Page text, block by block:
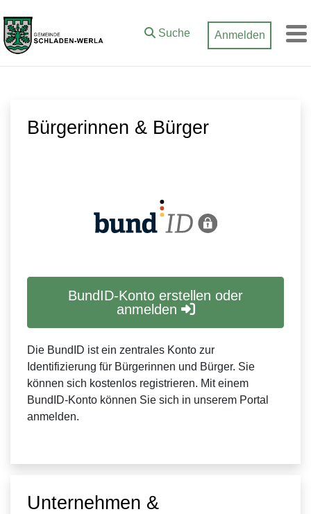
Suche Anmelden
Bürgerinnen & Bürger
BundID-Konto erstellen oder
anmelden
Die BundID ist ein zentrales Konto zur
Identifizierung für Bürgerinnen und Bürger. Sie
können sich kostenlos registrieren. Mit einem
BundID-Konto können Sie sich in unserem Portal
anmelden.
Unternehmen &